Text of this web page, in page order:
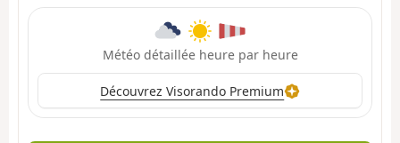
Météo détaillée heure par heure
Découvrez Visorando Premium